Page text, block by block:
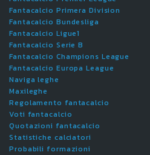
Fantacalcio Primera Division
Fantacalcio Bundesliga
Fantacalcio Ligue1
Fantacalcio Serie B
Fantacalcio Champions League
Fantacalcio Europa League
Naviga leghe
Maxileghe
Regolamento fantacalcio
Voti fantacalcio
Quotazioni fantacalcio
Statistiche calciatori
Probabili formazioni